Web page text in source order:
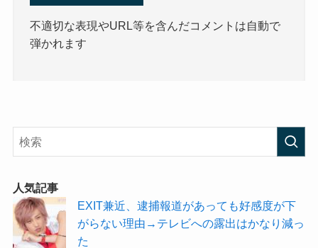
不適切な表現やURL等を含んだコメントは自動で
弾かれます
人気記事
EXIT兼近、逮捕報道があっても好感度が下
がらない理由→テレビへの露出はかなり減っ
た